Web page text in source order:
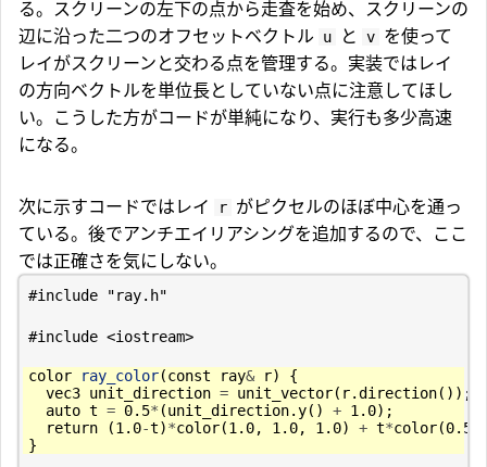
る。スクリーンの左下の点から走査を始め、スクリーンの
辺に沿った二つのオフセットベクトル
u と v を使って
レイがスクリーンと交わる点を管理する。実装ではレイ
の方向ベクトルを単位長としていない点に注意してほし
い。こうした方がコードが単純になり、実行も多少高速
になる。
次に示すコードではレイ r がピクセルのほぼ中心を通っ
ている。後でアンチエイリアシングを追加するので、ここ
では正確さを気にしない。
#include "ray.h"
#include <iostream>
color ray_color(const ray& r)
{
vec3 unit_direction = unit_vector( r.direction());
auto t = 0.5* (unit_direction.y() + 1.0);
return
(1.0-t)*color(1.0, 1.0, 1.0) + t*color(0.5
}